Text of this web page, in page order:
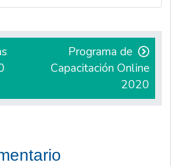
Programa de
Capacitación Online
2020